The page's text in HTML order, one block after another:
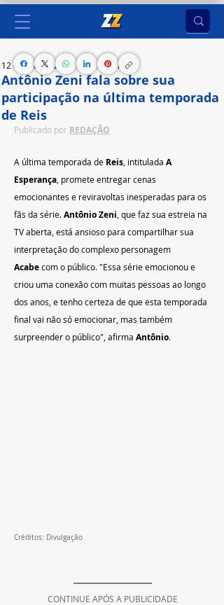
Antônio Zeni fala sobre sua
participação na última temporada
de Reis
12 de fev. de 2025 1 min de leitura
Publicado por REDAÇÃO
A última temporada de Reis , intitulada A
Esperança , promete entregar cenas
emocionantes e reviravoltas inesperadas para os
fãs da série. Antônio Zeni , que faz sua estreia na
TV aberta, está ansioso para compartilhar sua
interpretação do complexo personagem
Acabe com o público. "Essa série emocionou e
criou uma conexão com muitas pessoas ao longo
dos anos, e tenho certeza de que esta temporada
final vai não só emocionar, mas também
surpreender o público", afirma Antônio.
Créditos: Divulgação
CONTINUE APÓS A PUBLICIDADE